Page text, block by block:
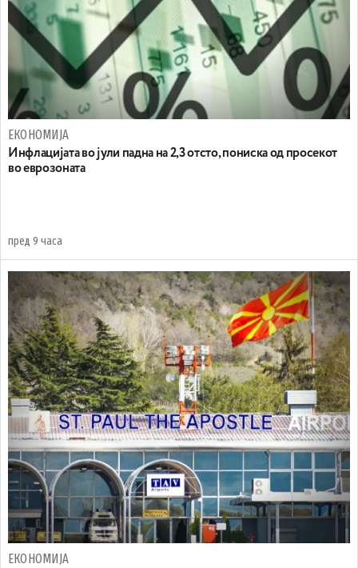
ЕКОНОМИЈА
Инфлацијата во јули падна на 2,3 отсто, пониска од просекот
во еврозоната
пред 9 часа
ЕКОНОМИЈА